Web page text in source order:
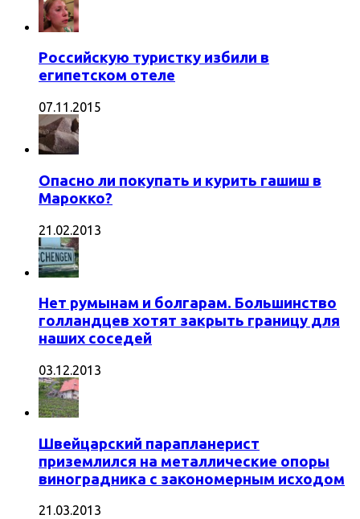
Российскую туристку избили в
египетском отеле
07.11.2015
Опасно ли покупать и курить гашиш в
Марокко?
21.02.2013
Нет румынам и болгарам. Большинство
голландцев хотят закрыть границу для
наших соседей
03.12.2013
Швейцарский парапланерист
приземлился на металлические опоры
виноградника с закономерным исходом
21.03.2013